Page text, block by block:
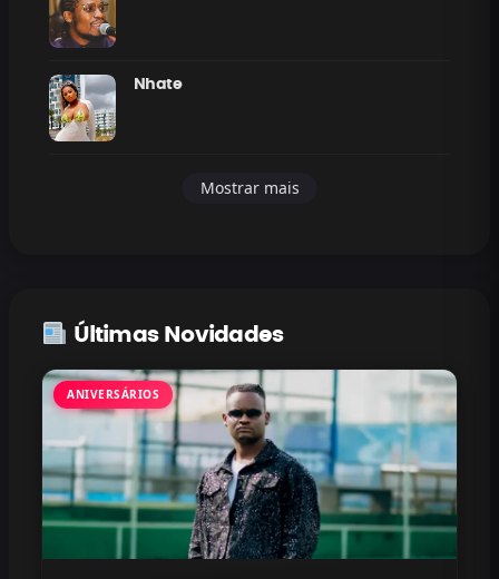
Nhate
Mostrar mais
Últimas Novidades
ANIVERSÁRIOS